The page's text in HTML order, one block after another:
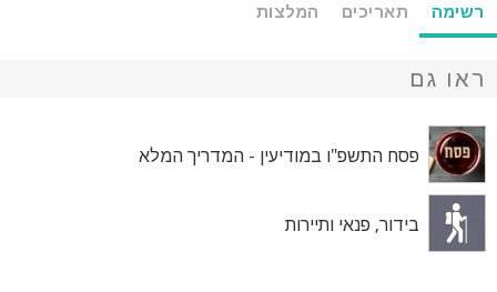
רשימה תאריכים המלצות
ראו גם
פסח התשפ"ו במודיעין - המדריך המלא
בידור, פנאי ותיירות